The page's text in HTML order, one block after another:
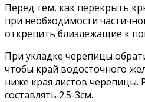
Перед тем, как перекрыть
при необходимости
открепить близлежащие к
При укладке черепицы
чтобы край водосточного
ниже края листов черепицы.
составлять 2.5-3см.